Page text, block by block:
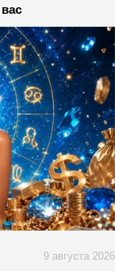
9 августа 2026